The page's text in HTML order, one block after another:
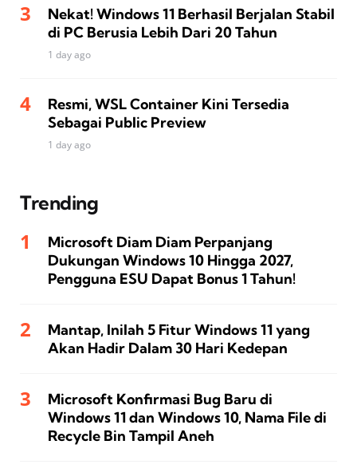
Nekat! Windows 11 Berhasil Berjalan Stabil
di PC Berusia Lebih Dari 20 Tahun
1 day ago
Resmi, WSL Container Kini Tersedia
Sebagai Public Preview
1 day ago
Trending
Microsoft Diam Diam Perpanjang
Dukungan Windows 10 Hingga 2027,
Pengguna ESU Dapat Bonus 1 Tahun!
Mantap, Inilah 5 Fitur Windows 11 yang
Akan Hadir Dalam 30 Hari Kedepan
Microsoft Konfirmasi Bug Baru di
Windows 11 dan Windows 10, Nama File di
Recycle Bin Tampil Aneh